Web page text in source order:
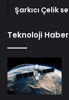
Şarkıcı Çelik
Teknoloji